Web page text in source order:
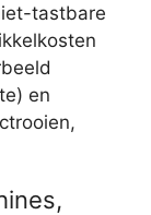
tastbare
en